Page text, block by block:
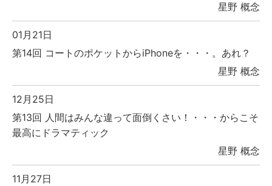
星野 概念
01月21日
第14回 コートのポケットからiPhoneを・・・。あれ？
星野 概念
12月25日
第13回 人間はみんな違って面倒くさい！・・・からこそ
最高にドラマティック
星野 概念
11月27日